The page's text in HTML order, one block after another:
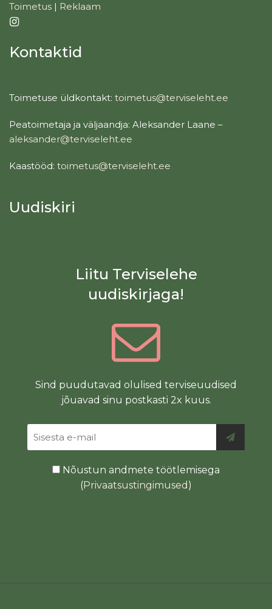
Toimetus | Reklaam
Kontaktid
Toimetuse üldkontakt: toimetus@terviseleht.ee
Peatoimetaja ja väljaandja: Aleksander Laane –
aleksander@terviseleht.ee
Kaastööd: toimetus@terviseleht.ee
Uudiskiri
Liitu Terviselehe
uudiskirjaga!
Sind puudutavad olulised terviseuudised
jõuavad sinu postkasti 2x kuus.
Nõustun andmete töötlemisega
(Privaatsustingimused )